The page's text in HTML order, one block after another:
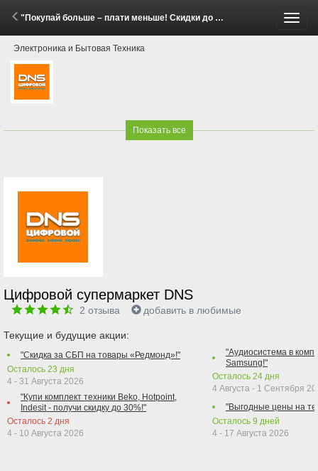
"Покупай больше – плати меньше! Скидки до 20% на бытовую технику Gorenje и Hisense!" (14 Апреля - 11 Мая 2026)
Электроника и Бытовая Техника
Показать все
Цифровой супермаркет DNS
2 отзыва добавить в любимые
Текущие и будущие акции:
"Скидка за СБП на товары «Редмонд»!"
Осталось 23 дня
4 - 31 Августа 2026
"Купи комплект техники Beko, Hotpoint,
Indesit - получи скидку до 30%!"
Осталось 2 дня
4 - 10 Августа 2026
"Аудиосистема в
Samsung!"
Осталось 24 дня
4 Августа - 1 Сентября
"Выгодные цены на
Осталось 9 дней
4 - 17 Августа 2026